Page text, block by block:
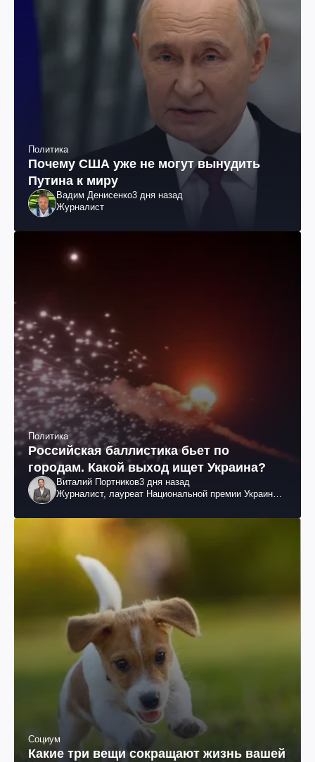
Политика
Почему США уже не могут вынудить
Путина к миру
Вадим Денисенко3 дня назад
Журналист
Политика
Российская баллистика бьет по
городам. Какой выход ищет Украина?
Виталий Портников3 дня назад
Журналист, лауреат Национальной премии Украины
Социум
Какие три вещи сокращают жизнь вашей